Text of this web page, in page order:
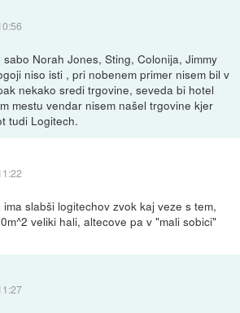
Norah Jones, Sting, Colonija, Jimmy
niso isti , pri nobenem primer nisem bil v
nekako sredi trgovine, seveda bi hotel
mestu vendar nisem našel trgovine kjer
tudi Logitech.
slabši logitechov zvok kaj veze s tem,
veliki hali, altecove pa v "mali sobici"